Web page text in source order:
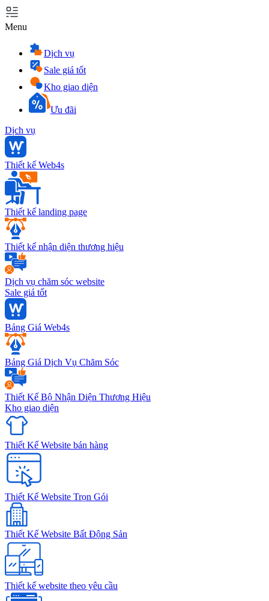
Menu
Dịch vụ
Sale giá tốt
Kho giao diện
Ưu đãi
Dịch vụ
Thiết kế Web4s
Thiết kế landing page
Thiết kế nhận diện thương hiệu
Dịch vụ chăm sóc website
Sale giá tốt
Bảng Giá Web4s
Bảng Giá Dịch Vụ Chăm Sóc
Thiết Kế Bộ Nhận Diện Thương Hiệu
Kho giao diện
Thiết Kế Website bán hàng
Thiết Kế Website Trọn Gói
Thiết Kế Website Bất Động Sản
Thiết kế website theo yêu cầu